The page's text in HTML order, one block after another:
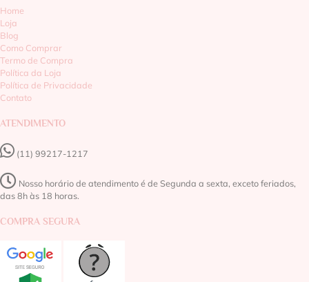
Home
Loja
Blog
Como Comprar
Termo de Compra
Política da Loja
Política de Privacidade
Contato
ATENDIMENTO
(11) 99217-1217‬
Nosso horário de atendimento é de Segunda a sexta, exceto feriados,
das 8h às 18 horas.
COMPRA SEGURA